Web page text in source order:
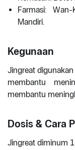
Farmasi:
Mandiri.
Kegunaan
Jingreat
membantu
membantu
Dosis & Cara
Jingreat diminum